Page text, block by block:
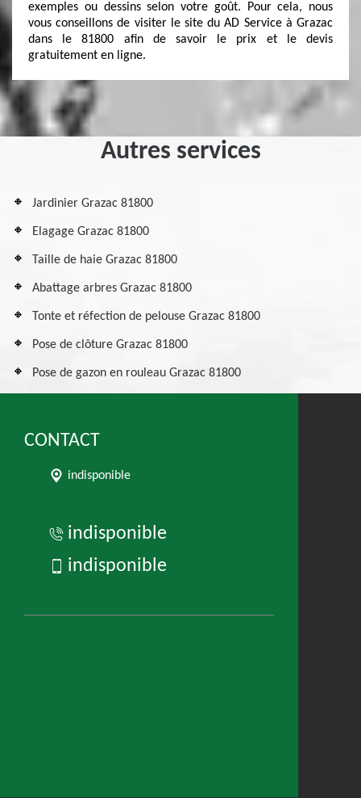
exemples ou dessins selon votre goût. Pour cela, nous
vous conseillons de visiter le site du AD Service à Grazac
dans le 81800 afin de savoir le prix et le devis
gratuitement en ligne.
Autres services
Jardinier Grazac 81800
Elagage Grazac 81800
Taille de haie Grazac 81800
Abattage arbres Grazac 81800
Tonte et réfection de pelouse Grazac 81800
Pose de clôture Grazac 81800
Pose de gazon en rouleau Grazac 81800
CONTACT
indisponible
indisponible
indisponible